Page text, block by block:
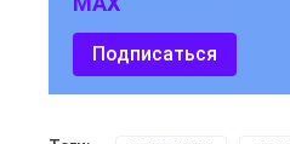
Подписаться